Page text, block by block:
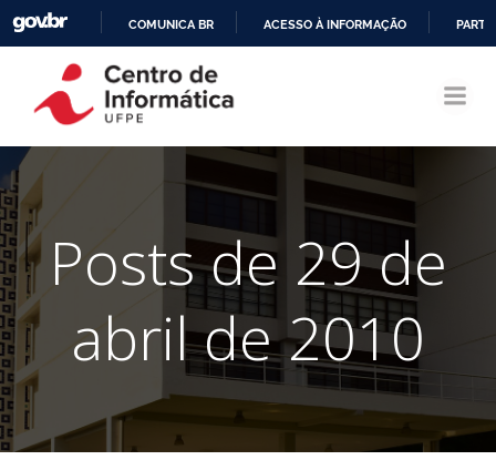
CONTEÚDO
COMUNICA BR ACESSO À INFORMAÇÃO
Posts de 29 de
abril de 2010